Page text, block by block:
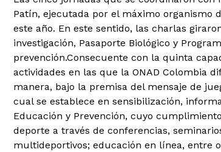
Patín, ejecutada por el máximo organismo
este año. En este sentido, las charlas
investigación, Pasaporte Biológico y
prevención.Consecuente con la quinta
actividades en las que la ONAD Colombia
manera, bajo la premisa del mensaje de
cual se establece en sensibilización,
Educación y Prevención, cuyo
deporte a través de conferencias,
multideportivos; educación en línea, entre